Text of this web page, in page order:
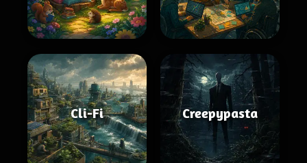
Cli-Fi Creepypasta